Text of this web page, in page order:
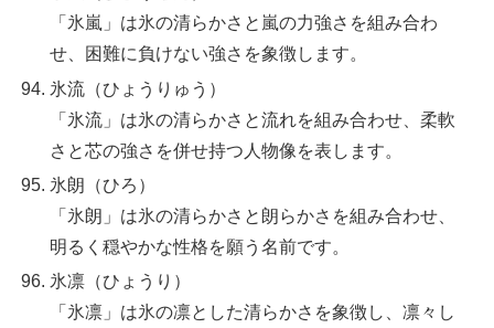
「氷嵐」は氷の清らかさと嵐の力強さを組み合わ
せ、困難に負けない強さを象徴します。
氷流（ひょうりゅう）
「氷流」は氷の清らかさと流れを組み合わせ、柔軟
さと芯の強さを併せ持つ人物像を表します。
氷朗（ひろ）
「氷朗」は氷の清らかさと朗らかさを組み合わせ、
明るく穏やかな性格を願う名前です。
氷凛（ひょうり）
「氷凛」は氷の凛とした清らかさを象徴し、凛々し